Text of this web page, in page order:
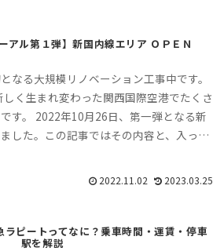
アル第１弾】新国内線エリア ＯＰＥＮ
なる大規模リノベーション工事中です。
く生まれ変わった関西国際空港でたくさ
す。 2022年10月26日、第一弾となる新
した。この記事ではその内容と、入って
2022.11.02 2023.03.25
ラピートってなに？乗車時間・運賃・停車
駅を解説